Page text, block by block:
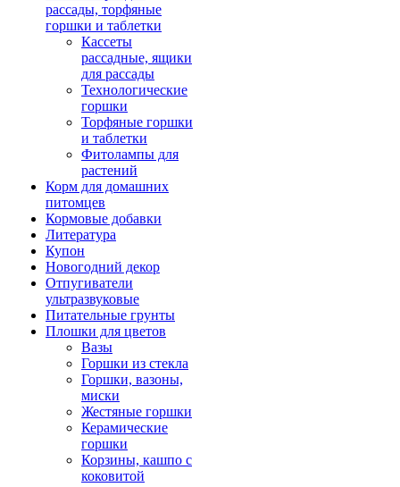
рассады, торфяные
горшки и таблетки
Кассеты
рассадные, ящики
для рассады
Технологические
горшки
Торфяные горшки
и таблетки
Фитолампы для
растений
Корм для домашних
питомцев
Кормовые добавки
Литература
Купон
Новогодний декор
Отпугиватели
ультразвуковые
Питательные грунты
Плошки для цветов
Вазы
Горшки из стекла
Горшки, вазоны,
миски
Жестяные горшки
Керамические
горшки
Корзины, кашпо с
коковитой